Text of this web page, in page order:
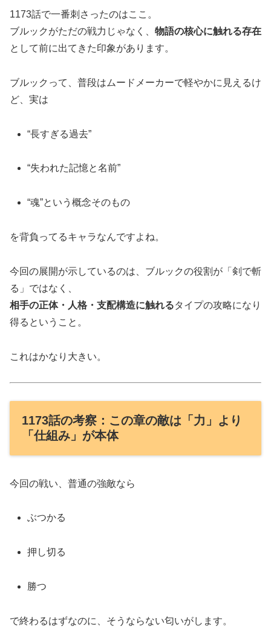
1173話で一番刺さったのはここ。
ブルックがただの戦力じゃなく、 物語の核心に触れる存在
として前に出てきた印象があります。
ブルックって、普段はムードメーカーで軽やかに見えるけ
ど、実は
“長すぎる過去”
“失われた記憶と名前”
“魂”という概念そのもの
を背負ってるキャラなんですよね。
今回の展開が示しているのは、ブルックの役割が「剣で斬
る」ではなく、
相手の正体・人格・支配構造に触れるタイプの攻略になり
得るということ。
これはかなり大きい。
1173話の考察：この章の敵は「力」より
「仕組み」が本体
今回の戦い、普通の強敵なら
ぶつかる
押し切る
勝つ
で終わるはずなのに、そうならない匂いがします。